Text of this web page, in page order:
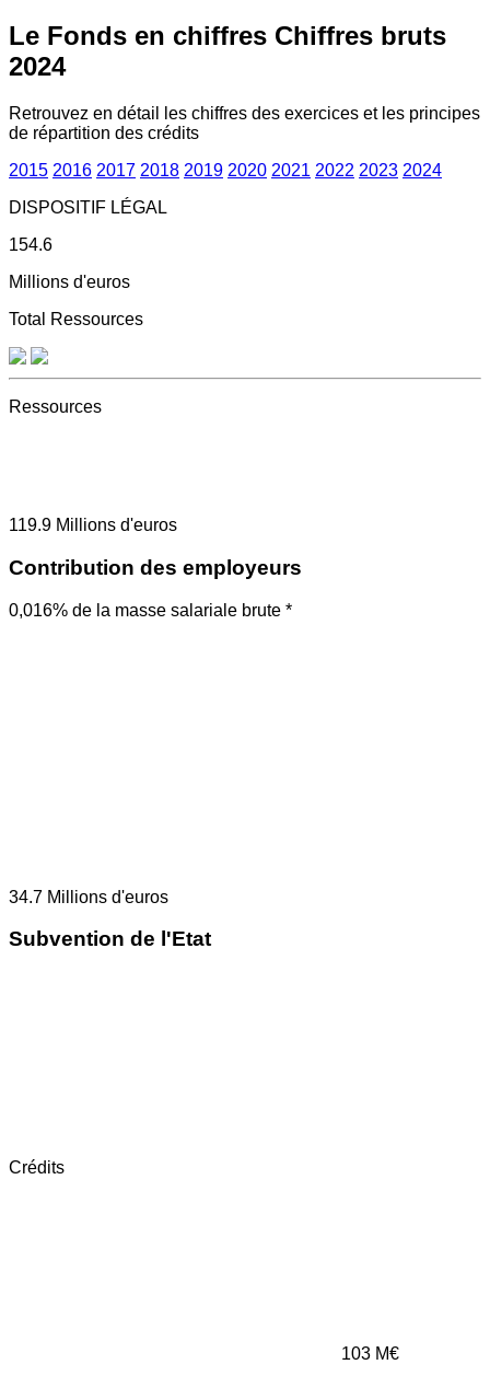
Le Fonds en chiffres Chiffres bruts
2024
Retrouvez en détail les chiffres des exercices et les principes
de répartition des crédits
2015 2016 2017 2018 2019 2020 2021 2022 2023 2024
DISPOSITIF LÉGAL
154.6
Millions d'euros
Total Ressources
Ressources
119.9 Millions d'euros
Contribution des employeurs
0,016% de la masse salariale brute *
34.7 Millions d'euros
Subvention de l'Etat
Crédits
103 M€